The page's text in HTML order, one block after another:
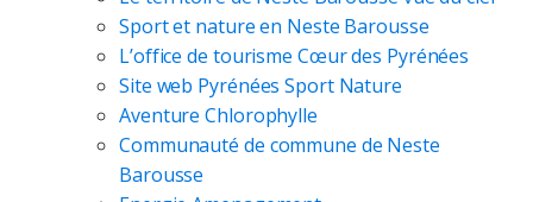
Sport et nature en Neste Barousse
L’office de tourisme Cœur des Pyrénées
Site web Pyrénées Sport Nature
Aventure Chlorophylle
Communauté de commune de Neste
Barousse